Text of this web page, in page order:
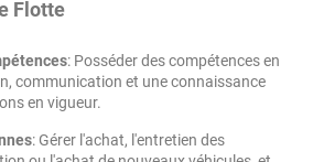
Flotte
: Posséder des compétences en
communication et une connaissance
en vigueur.
: Gérer l'achat, l'entretien des